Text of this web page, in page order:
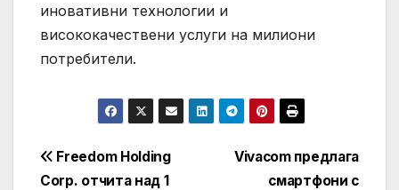
иновативни технологии и
висококачествени услуги на милиони
потребители.
Навигация
Vivacom предлага
смартфони с
Freedom Holding
Corp. отчита над 1